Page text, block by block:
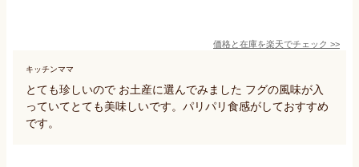
価格と在庫を楽天でチェック >>
キッチンママ
とても珍しいので お土産に選んでみました フグの風味が入
っていてとても美味しいです。パリパリ食感がしておすすめ
です。